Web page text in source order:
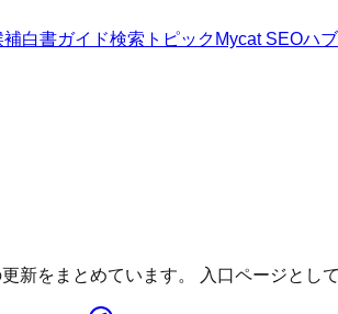
補白書ガイド検索トピック Mycat SEOハブ
新をまとめています。 入口ページとし